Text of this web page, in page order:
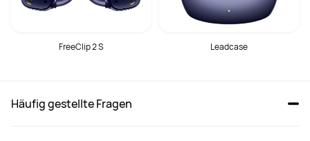
FreeClip 2 S Leadcase
Häufig gestellte Fragen